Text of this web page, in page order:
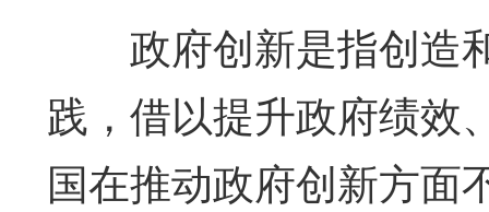
政府创新是指创造
践，借以提升政府绩效
国在推动政府创新方面